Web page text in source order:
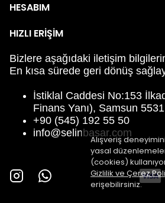
Alışveriş
yasal
(cookies)
Gizlilik ve Çerez
erişebilirsiniz.
HESABIM
HIZLI ERİŞİM
Bizlere aşağıdaki iletişim
En kısa sürede geri dönüş
İstiklal Caddesi No:153
Finans Yanı), Samsun 5531
+90 (545) 192 55 50
info@selinbasar.com